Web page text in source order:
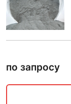
по запросу